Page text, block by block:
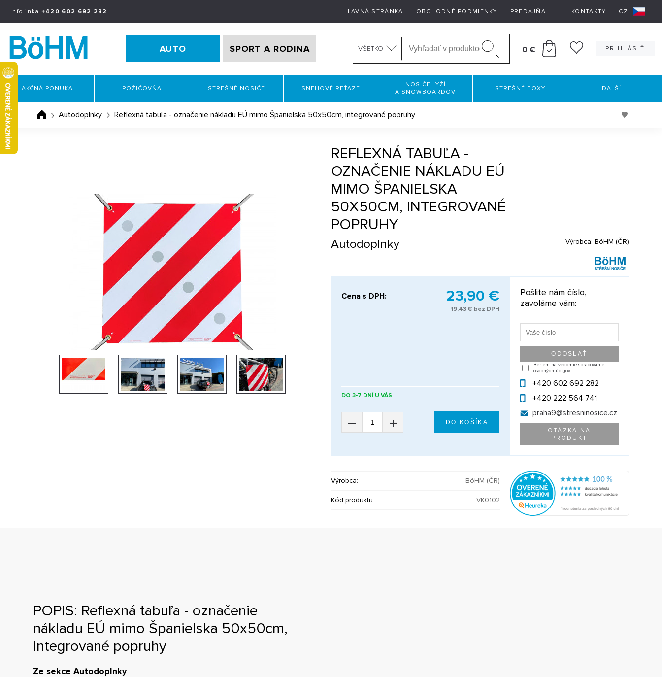
Infolinka +420 602 692 282 HLAVNÁ STRÁNKA OBCHODNÉ PODMIENKY PREDAJŇA KONTAKTY CZ
AUTO SPORT A RODINA VŠETKO 0 € PRIHLÁSIŤ
AKČNÁ PONUKA POŽIČOVŇA STREŠNÉ NOSIČE SNEHOVÉ REŤAZE
NOSIČE LYŽÍ
A SNOWBOARDOV
STREŠNÉ BOXY DALŠÍ …
Autodoplnky Reflexná tabuľa - označenie nákladu EÚ mimo Španielska 50x50cm, integrované popruhy
REFLEXNÁ TABUĽA -
OZNAČENIE NÁKLADU EÚ
MIMO ŠPANIELSKA
50X50CM, INTEGROVANÉ
POPRUHY
Autodoplnky Výrobca: BöHM (ČR)
Cena s DPH: 23,90 €
19,43 € bez DPH
DO 3-7 DNÍ U VÁS
– +
Pošlite nám číslo,
zavoláme vám:
Beriem na vedomie spracovanie
osobných údajov.
+420 602 692 282
+420 222 564 741
praha9@stresninosice.cz
OTÁZKA NA
PRODUKT
Výrobca: BöHM (ČR)
Kód produktu: VK0102
POPIS: Reflexná tabuľa - označenie
nákladu EÚ mimo Španielska 50x50cm,
integrované popruhy
Ze sekce Autodoplnky